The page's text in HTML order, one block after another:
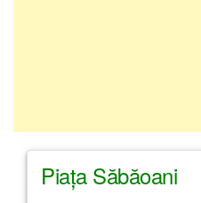
Piaţa Săbăoani